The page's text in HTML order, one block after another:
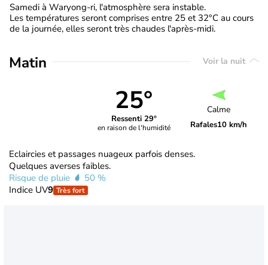
Samedi à Waryong-ri, l'atmosphère sera instable.
Les températures seront comprises entre 25 et 32°C au cours
de la journée, elles seront très chaudes l'après-midi.
Matin Voir la nuit
25°
Ressenti 29°
en raison de l'humidité
Calme
Rafales10 km/h
Eclaircies et passages nuageux parfois denses.
Quelques averses faibles.
Risque de pluie
50 %
Indice UV9 Très fort